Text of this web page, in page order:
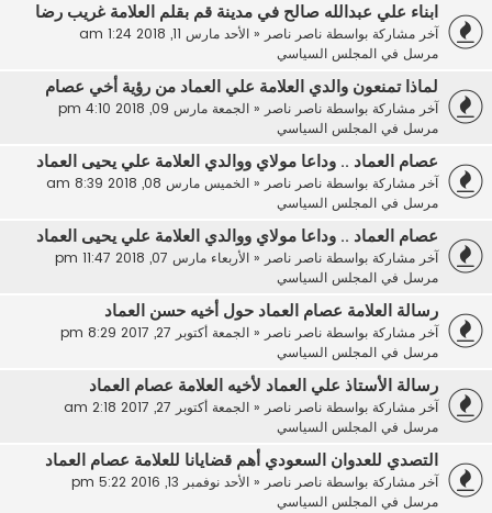
ابناء علي عبدالله صالح في مدينة قم بقلم العلامة غريب رضا
آخر مشاركة بواسطة ناصر ناصر« الأحد مارس 11, 2018 1:24 am
مرسل في المجلس السياسي
لماذا تمنعون والدي العلامة علي العماد من رؤية أخي عصام
آخر مشاركة بواسطة ناصر ناصر« الجمعة مارس 09, 2018 4:10 pm
مرسل في المجلس السياسي
عصام العماد .. وداعا مولاي ووالدي العلامة علي يحيى العماد
آخر مشاركة بواسطة ناصر ناصر« الخميس مارس 08, 2018 8:39 am
مرسل في المجلس السياسي
عصام العماد .. وداعا مولاي ووالدي العلامة علي يحيى العماد
آخر مشاركة بواسطة ناصر ناصر« الأربعاء مارس 07, 2018 11:47 pm
مرسل في المجلس السياسي
رسالة العلامة عصام العماد حول أخيه حسن العماد
آخر مشاركة بواسطة ناصر ناصر« الجمعة أكتوبر 27, 2017 8:29 pm
مرسل في المجلس السياسي
رسالة الأستاذ علي العماد لأخيه العلامة عصام العماد
آخر مشاركة بواسطة ناصر ناصر« الجمعة أكتوبر 27, 2017 2:18 am
مرسل في المجلس السياسي
التصدي للعدوان السعودي أهم قضايانا للعلامة عصام العماد
آخر مشاركة بواسطة ناصر ناصر« الأحد نوفمبر 13, 2016 5:22 pm
مرسل في المجلس السياسي